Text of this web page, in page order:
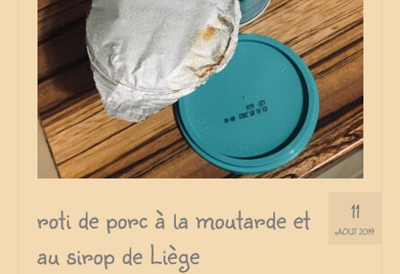
France
nos sorties classées par région
Parcs d’attractions et animaliers
Circuits vacances d’été
Europe
Nos voyages classés par pays 11
AOÛT 2019
roti de porc à la moutarde et
au sirop de Liège